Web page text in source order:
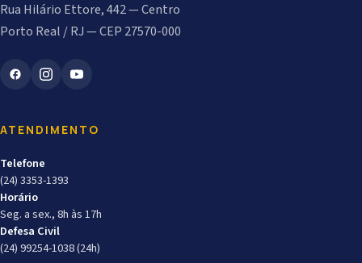
Rua Hilário Ettore, 442 — Centro
Porto Real / RJ — CEP 27570-000
ATENDIMENTO
Telefone
(24) 3353-1393
Horário
Seg. a sex., 8h às 17h
Defesa Civil
(24) 99254-1038 (24h)